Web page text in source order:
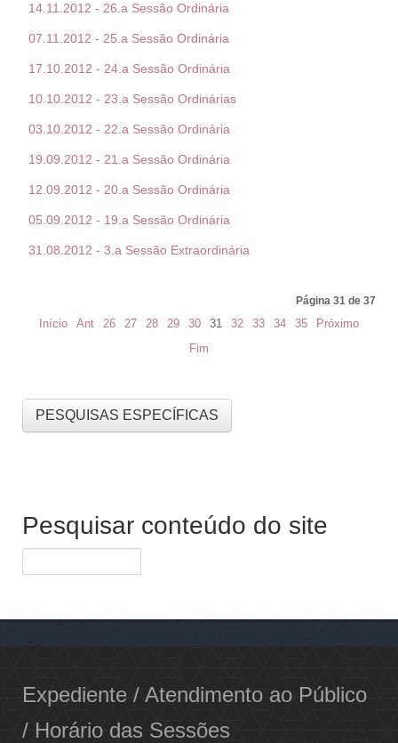
14.11.2012 - 26.a Sessão Ordinária
07.11.2012 - 25.a Sessão Ordinária
17.10.2012 - 24.a Sessão Ordinária
10.10.2012 - 23.a Sessão Ordinárias
03.10.2012 - 22.a Sessão Ordinária
19.09.2012 - 21.a Sessão Ordinária
12.09.2012 - 20.a Sessão Ordinária
05.09.2012 - 19.a Sessão Ordinária
31.08.2012 - 3.a Sessão Extraordinária
Página 31 de 37
Início Ant 26 27 28 29 30 31 32 33 34 35
Próximo
Fim
PESQUISAS ESPECÍFICAS
Pesquisar conteúdo do site
Expediente / Atendimento ao Público
/ Horário das Sessões